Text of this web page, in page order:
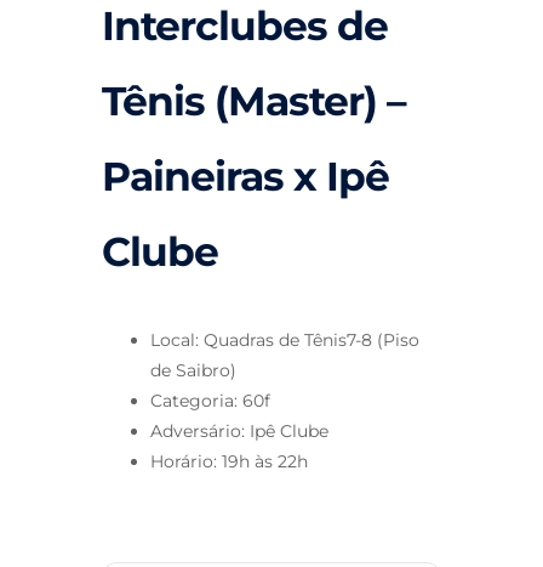
Interclubes de
Tênis (Master) –
Paineiras x Ipê
Clube
Local: Quadras de Tênis7-8 (Piso
de Saibro)
Categoria: 60f
Adversário: Ipê Clube
Horário: 19h às 22h